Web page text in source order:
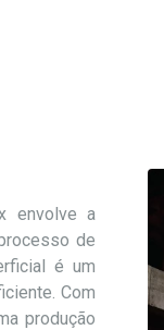
envolve a
de
é um
Com
produção